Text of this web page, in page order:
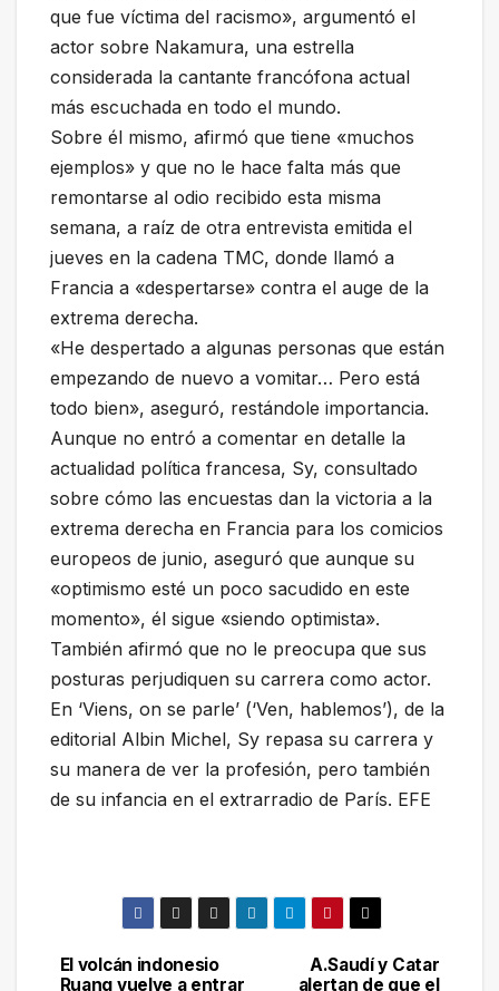
que fue víctima del racismo», argumentó el
actor sobre Nakamura, una estrella
considerada la cantante francófona actual
más escuchada en todo el mundo.
Sobre él mismo, afirmó que tiene «muchos
ejemplos» y que no le hace falta más que
remontarse al odio recibido esta misma
semana, a raíz de otra entrevista emitida el
jueves en la cadena TMC, donde llamó a
Francia a «despertarse» contra el auge de la
extrema derecha.
«He despertado a algunas personas que están
empezando de nuevo a vomitar… Pero está
todo bien», aseguró, restándole importancia.
Aunque no entró a comentar en detalle la
actualidad política francesa, Sy, consultado
sobre cómo las encuestas dan la victoria a la
extrema derecha en Francia para los comicios
europeos de junio, aseguró que aunque su
«optimismo esté un poco sacudido en este
momento», él sigue «siendo optimista».
También afirmó que no le preocupa que sus
posturas perjudiquen su carrera como actor.
En ‘Viens, on se parle’ (‘Ven, hablemos’), de la
editorial Albin Michel, Sy repasa su carrera y
su manera de ver la profesión, pero también
de su infancia en el extrarradio de París. EFE
Navegación
A.Saudí y Catar
alertan de que el
El volcán indonesio
Ruang vuelve a entrar